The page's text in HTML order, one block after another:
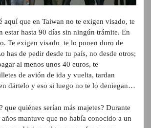
aquí que en Taiwan no te exigen visado, te
estar hasta 90 días sin ningún trámite. En
Te exigen visado te lo ponen duro de
has de pedir desde tu país, no desde otros;
al menos unos 40 euros, te
de avión de ida y vuelta, tardan
dártelo y eso si luego no te lo deniegan…
que quiénes serían más majetes? Durante
años mantuve que no había conocido a un